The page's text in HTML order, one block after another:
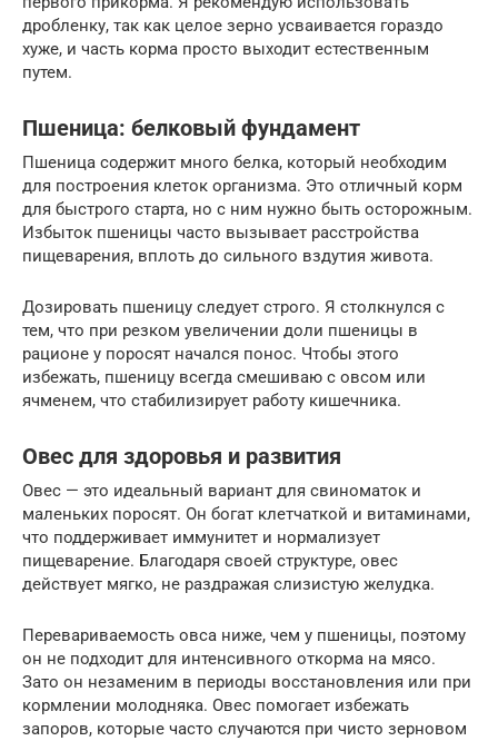
дробленку, так как целое зерно усваивается гораздо
хуже, и часть корма просто выходит естественным
путем.
Пшеница: белковый фундамент
Пшеница содержит много белка, который необходим
для построения клеток организма. Это отличный корм
для быстрого старта, но с ним нужно быть осторожным.
Избыток пшеницы часто вызывает расстройства
пищеварения, вплоть до сильного вздутия живота.
Дозировать пшеницу следует строго. Я столкнулся с
тем, что при резком увеличении доли пшеницы в
рационе у поросят начался понос. Чтобы этого
избежать, пшеницу всегда смешиваю с овсом или
ячменем, что стабилизирует работу кишечника.
Овес для здоровья и развития
Овес — это идеальный вариант для свиноматок и
маленьких поросят. Он богат клетчаткой и витаминами,
что поддерживает иммунитет и нормализует
пищеварение. Благодаря своей структуре, овес
действует мягко, не раздражая слизистую желудка.
Перевариваемость овса ниже, чем у пшеницы, поэтому
он не подходит для интенсивного откорма на мясо.
Зато он незаменим в периоды восстановления или при
кормлении молодняка. Овес помогает избежать
запоров, которые часто случаются при чисто зерновом